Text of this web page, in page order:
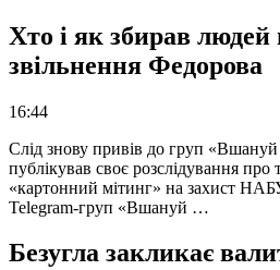
Хто і як збирав
звільнення Федорова
16:44
Слід знову привів до груп
публікував своє розслідування
«картонний мітинг» на захист
Telegram-груп «Вшануй …
Безугла закликає